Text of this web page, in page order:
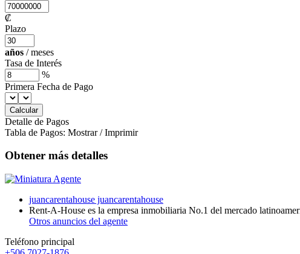
₡
Plazo
años /meses
Tasa de Interés
%
Primera Fecha de Pago
Detalle de Pagos
Tabla de Pagos: Mostrar/Imprimir
Obtener más detalles
juancarentahouse juancarentahouse
Rent-A-House es la empresa inmobiliaria No.1 del mercado
Otros anuncios del agente
Teléfono principal